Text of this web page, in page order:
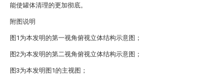
能使罐体清理的更加彻底。
附图说明
图1为本发明的第一视角俯视立体结构示意图；
图2为本发明的第二视角俯视立体结构示意图；
图3为本发明图1的主视图；